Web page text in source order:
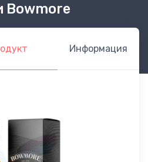
Bowmore
Информация